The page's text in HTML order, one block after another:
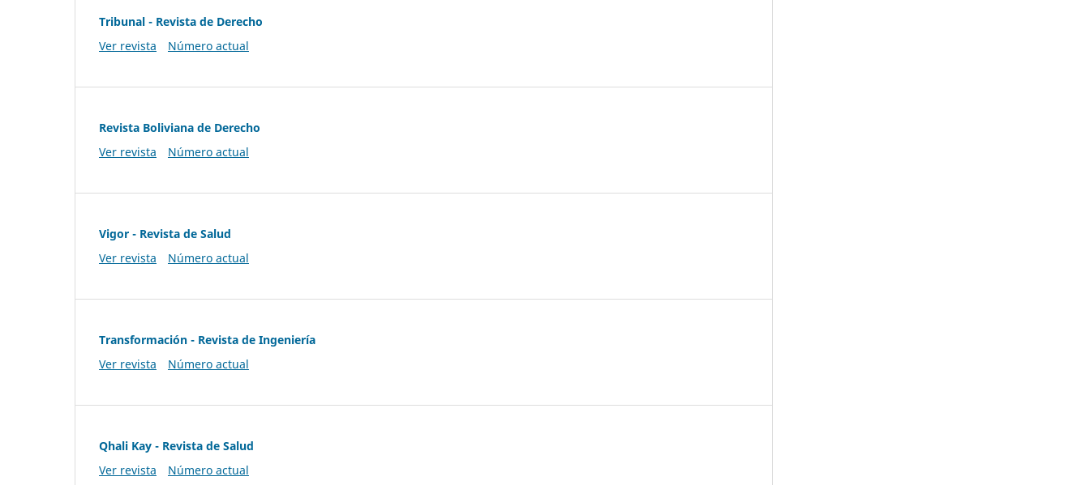
Tribunal - Revista de Derecho
Ver revista
Número actual
Revista Boliviana de Derecho
Ver revista
Número actual
Vigor - Revista de Salud
Ver revista
Número actual
Transformación - Revista de Ingeniería
Ver revista
Número actual
Qhali Kay - Revista de Salud
Ver revista
Número actual